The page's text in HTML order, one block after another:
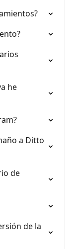
he
a Ditto
de
de la